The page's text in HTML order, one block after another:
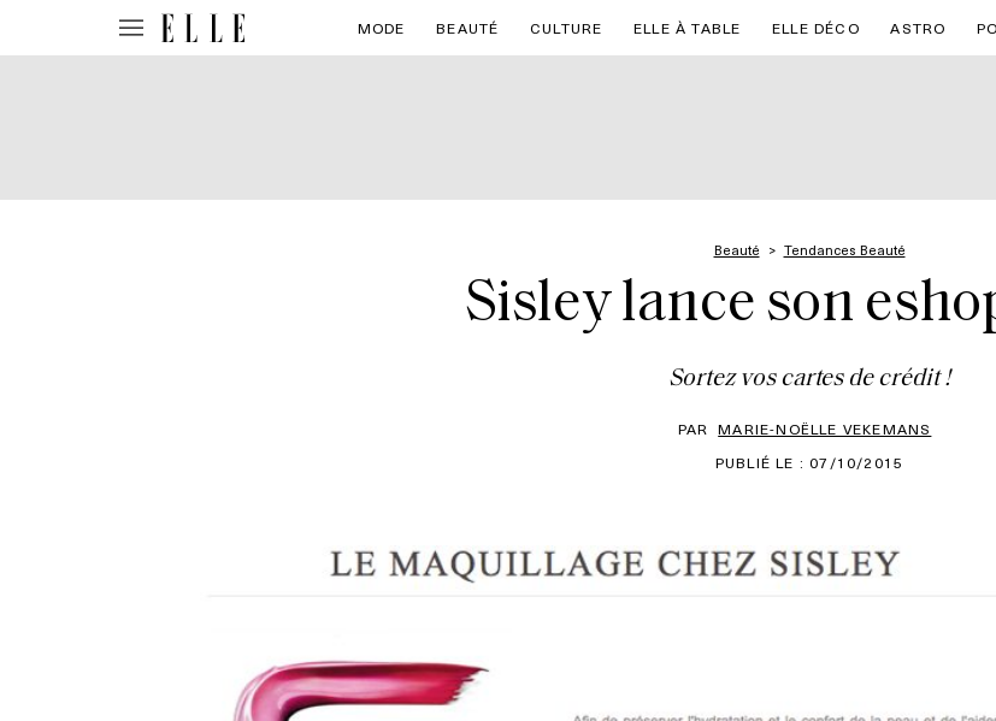
MODE BEAUTÉ CULTURE ELLE À TABLE ELLE DÉCO ASTRO
Beauté Tendances Beauté
Sisley lance son
Sortez vos cartes de crédit !
PAR MARIE-NOËLLE VEKEMANS
PUBLIÉ LE : 07/10/2015